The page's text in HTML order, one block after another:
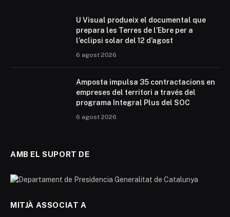
U Visual produeix el documental que
prepara les Terres de l’Ebre per a
l’eclipsi solar del 12 d’agost
6 agost 2026
Amposta impulsa 35 contractacions en
empreses del territori a través del
programa Integral Plus del SOC
6 agost 2026
AMB EL SUPORT DE
MITJÀ ASSOCIAT A